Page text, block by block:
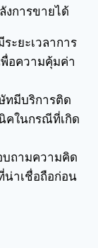
การขายได้
ะยะเวลาการ
อความคุ้มค่า
ทมีบริการติด
คในกรณีที่เกิด
บถามความคิด
น่าเชื่อถือก่อน